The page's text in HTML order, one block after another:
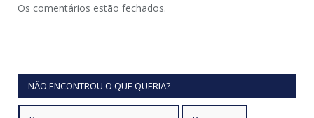
Os comentários estão fechados.
NÃO ENCONTROU O QUE QUERIA?